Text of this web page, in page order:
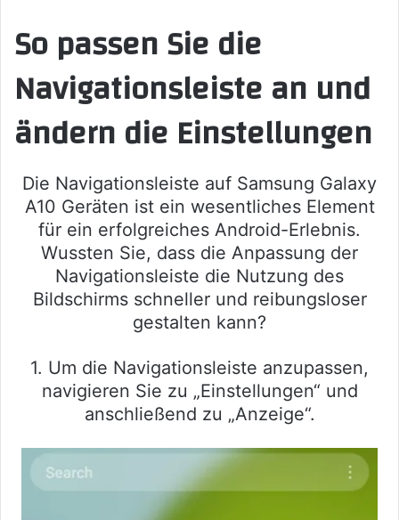
So passen Sie die
Navigationsleiste an und
ändern die Einstellungen
Die Navigationsleiste auf Samsung Galaxy
A10 Geräten ist ein wesentliches Element
für ein erfolgreiches Android-Erlebnis.
Wussten Sie, dass die Anpassung der
Navigationsleiste die Nutzung des
Bildschirms schneller und reibungsloser
gestalten kann?
1. Um die Navigationsleiste anzupassen,
navigieren Sie zu „Einstellungen“ und
anschließend zu „Anzeige“.